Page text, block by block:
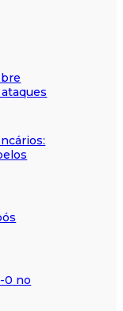
0 no